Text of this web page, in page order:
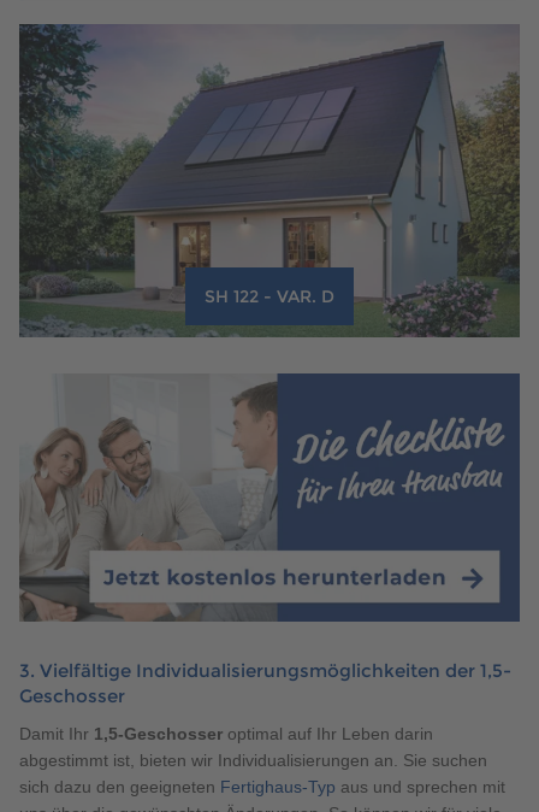
SH 122 - VAR. D
3. Vielfältige Individualisierungsmöglichkeiten der 1,5-
Geschosser
Damit Ihr 1,5-Geschosser optimal auf Ihr Leben darin
abgestimmt ist, bieten wir Individualisierungen an. Sie suchen
sich dazu den geeigneten Fertighaus-Typ aus und sprechen mit